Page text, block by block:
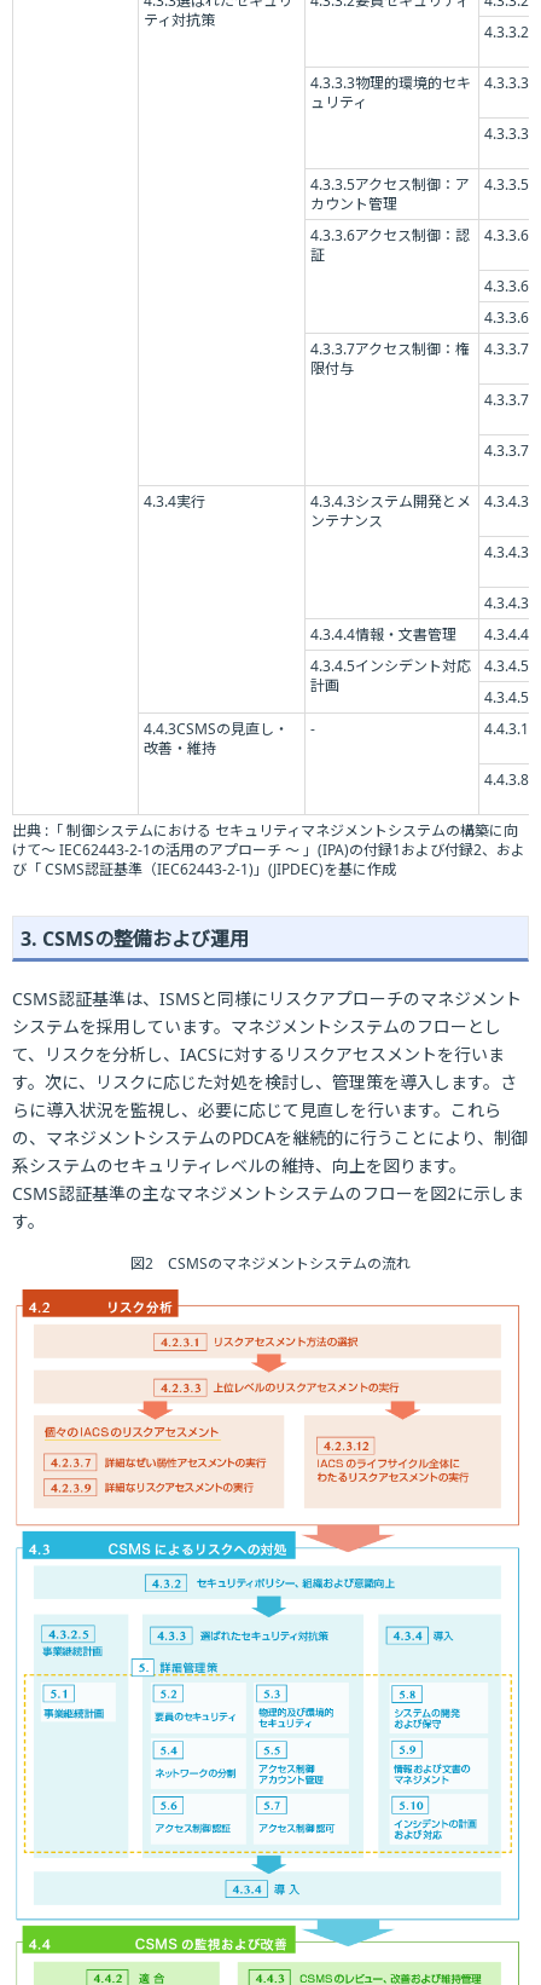
ティ対抗策
4.3.3.2.7
4.3.3.3物理的環境的セキ
ュリティ
4.3.3.3.1
4.3.3.5アクセス制御：ア
カウント管理
4.3.3.5.5
4.3.3.6アクセス制御：認
証
4.3.3.6.3
4.3.3.6.7
4.3.3.6.9
4.3.3.7アクセス制御：権
限付与
4.3.3.7.2
4.3.3.7.3
4.3.3.7.4
4.3.4実行
4.3.4.3システム開発とメ
ンテナンス
4.3.4.3.4
4.3.4.3.5
4.3.4.3.6
4.3.4.4情報・文書管理
4.3.4.4.6
4.3.4.5インシデント対応
計画
4.3.4.5.2
4.4.3CSMSの見直し・
改善・維持
- 4.4.3.1
4.4.3.8
出典 :「 制御システムにおける セキュリティマネジメントシステムの構築に向
けて～ IEC62443-2-1の活用のアプローチ ～ 」(IPA)の付録1および付録2、およ
び「 CSMS認証基準（IEC62443-2-1)」(JIPDEC)を基に作成
3. CSMSの整備および運用
CSMS認証基準は、ISMSと同様にリスクアプローチのマネジメント
システムを採用しています。マネジメントシステムのフローとし
て、リスクを分析し、IACSに対するリスクアセスメントを行いま
す。次に、リスクに応じた対処を検討し、管理策を導入します。さ
らに導入状況を監視し、必要に応じて見直しを行います。これら
の、マネジメントシステムのPDCAを継続的に行うことにより、制御
系システムのセキュリティレベルの維持、向上を図ります。
CSMS認証基準の主なマネジメントシステムのフローを図2に示しま
す。
図2 CSMSのマネジメントシステムの流れ